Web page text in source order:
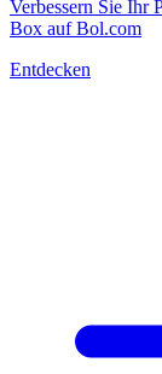
Verbessern Sie Ihr
Box auf Bol.com
Entdecken